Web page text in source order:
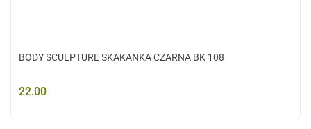
BODY SCULPTURE SKAKANKA CZARNA BK 108
22.00